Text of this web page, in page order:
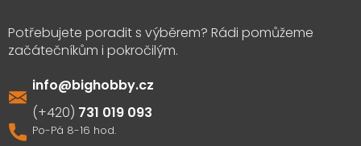
info@bighobby.cz
731 019 093